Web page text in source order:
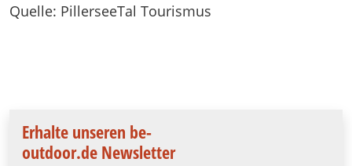
Quelle: PillerseeTal Tourismus
Erhalte unseren be-
outdoor.de Newsletter